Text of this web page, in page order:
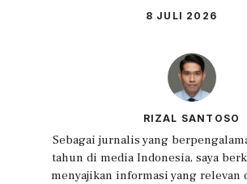
8 JULI 2026
RIZAL SANTOSO
Sebagai jurnalis yang
tahun di media Indonesia, saya
menyajikan informasi yang relevan